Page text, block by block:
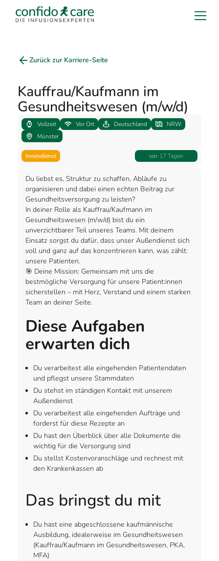
Zurück zur Karriere-Seite
Kauffrau/Kaufmann im
Gesundheitswesen (m/w/d)
Vollzeit Vor Ort Deutschland
NRW
Münster
Innendienst vor 17 Tagen
Du liebst es, Struktur zu schaffen, Abläufe zu
organisieren und dabei einen echten Beitrag zur
Gesundheitsversorgung zu leisten?
In deiner Rolle als Kauffrau/Kaufmann im
Gesundheitswesen (m/w/d) bist du ein
unverzichtbarer Teil unseres Teams. Mit deinem
Einsatz sorgst du dafür, dass unser Außendienst sich
voll und ganz auf das konzentrieren kann, was zählt:
unsere Patienten.
🎯 Deine Mission: Gemeinsam mit uns die
bestmögliche Versorgung für unsere Patient:innen
sicherstellen – mit Herz, Verstand und einem starken
Team an deiner Seite.
Diese Aufgaben
erwarten dich
Du verarbeitest alle eingehenden Patientendaten
und pflegst unsere Stammdaten
Du stehst im ständigen Kontakt mit unserem
Außendienst
Du verarbeitest alle eingehenden Aufträge und
forderst für diese Rezepte an
Du hast den Überblick über alle Dokumente die
wichtig für die Versorgung sind
Du stellst Kostenvoranschläge und rechnest mit
den Krankenkassen ab
Das bringst du mit
Du hast eine abgeschlossene kaufmännische
Ausbildung, idealerweise im Gesundheitswesen
(Kauffrau/Kaufmann im Gesundheitswesen, PKA,
MFA)